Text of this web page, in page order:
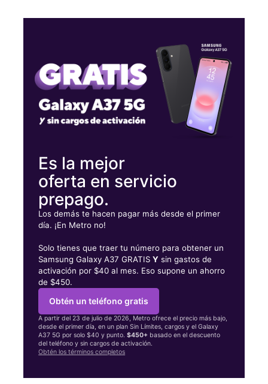
3097 Deans Bridge Rd Ste 4 Augusta, GA 30906
Es la mejor
oferta en servicio
prepago.
Los demás te hacen pagar más desde el primer
día. ¡En Metro no!
Solo tienes que traer tu número para obtener un
Samsung Galaxy A37 GRATISY sin gastos de
activación por $40 al mes. Eso supone un ahorro
de $450.
Obtén un teléfono gratis
A partir del 23 de julio de 2026, Metro ofrece el precio más bajo,
desde el primer día, en un plan Sin Límites, cargos y el Galaxy
A37 5G por solo $40 y punto.$450+ basado en el descuento
del teléfono y sin cargos de activación.
Obtén los términos completos